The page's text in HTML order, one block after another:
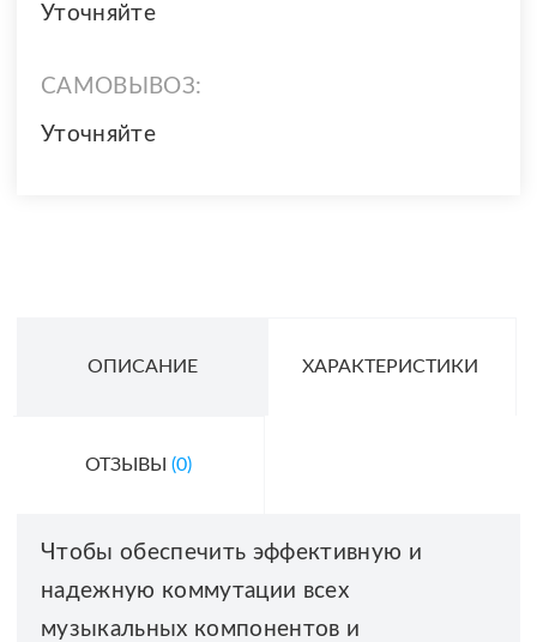
Уточняйте
САМОВЫВОЗ:
Уточняйте
ОПИСАНИЕ ХАРАКТЕРИСТИКИ
ОТЗЫВЫ (0)
Чтобы обеспечить эффективную и
надежную коммутации всех
музыкальных компонентов и